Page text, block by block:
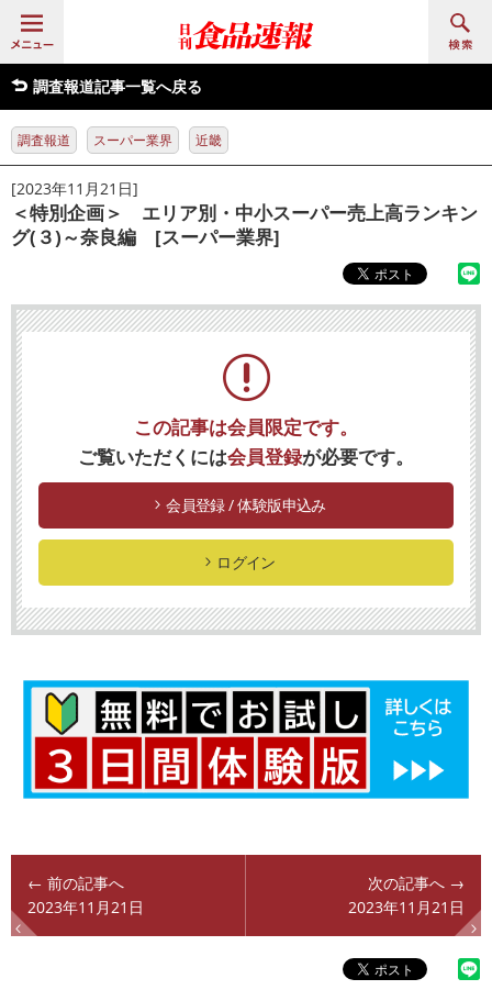
調査報道記事一覧へ戻る
調査報道 スーパー業界 近畿
[2023年11月21日]
＜特別企画＞ エリア別・中小スーパー売上高ランキン
グ(３)～奈良編 [スーパー業界]
この記事は会員限定です。
ご覧いただくには会員登録が必要です。
会員登録 / 体験版申込み
ログイン
← 前の記事へ
2023年11月21日
次の記事へ →
2023年11月21日